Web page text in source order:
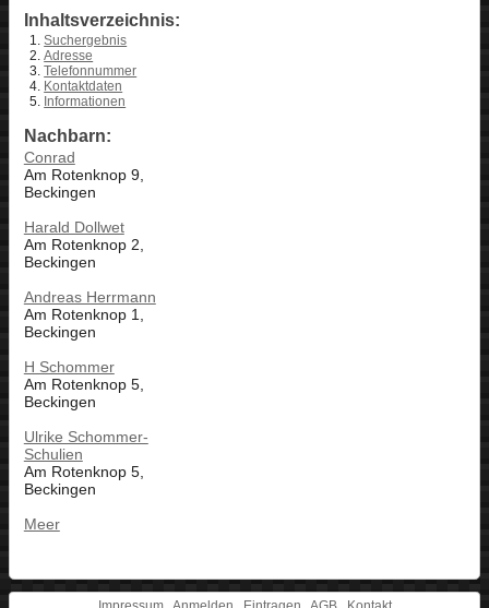
Inhaltsverzeichnis:
Suchergebnis
Adresse
Telefonnummer
Kontaktdaten
Informationen
Nachbarn:
Conrad
Am Rotenknop 9,
Beckingen
Harald Dollwet
Am Rotenknop 2,
Beckingen
Andreas Herrmann
Am Rotenknop 1,
Beckingen
H Schommer
Am Rotenknop 5,
Beckingen
Ulrike Schommer-
Schulien
Am Rotenknop 5,
Beckingen
Meer